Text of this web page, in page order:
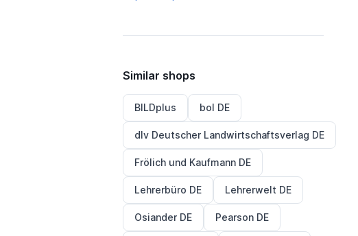
Similar shops
BILDplus bol DE
dlv Deutscher Landwirtschaftsverlag DE
Frölich und Kaufmann DE
Lehrerbüro DE Lehrerwelt DE
Osiander DE Pearson DE